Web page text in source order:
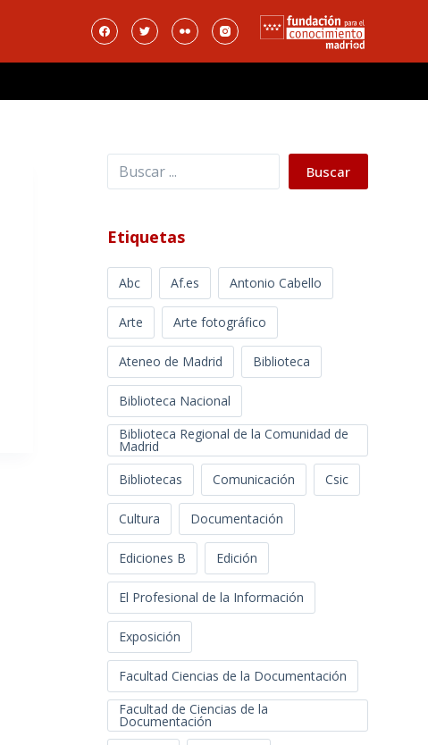
Buscar Buscar
Etiquetas
Abc Af.es Antonio Cabello
Arte Arte fotográfico
Ateneo de Madrid Biblioteca
Biblioteca Nacional
Biblioteca Regional de la Comunidad de
Madrid
Bibliotecas
Comunicación Csic
Cultura Documentación
Ediciones B Edición
El Profesional de la Información
Exposición
Facultad Ciencias de la Documentación
Facultad de Ciencias de la
Documentación